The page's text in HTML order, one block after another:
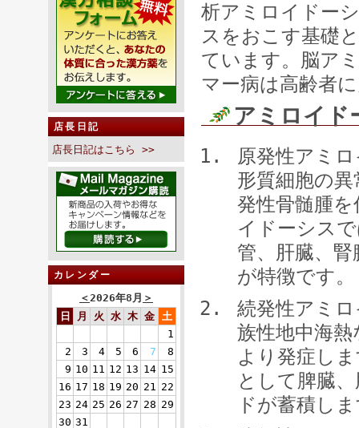
店長日記
店長日記はこちら >>
カレンダー
＜2026年8月 ＞
日
月 火 水 木 金 土
1
2
3 4 5 6 7
8
9 10 11 12 13 14 15
16 17 18 19 20 21 22
23 24 25 26 27 28 29
30 31
析アミロイドー
スをおこす基礎
ています。脳ア
マー病は高齢者
アミロイド
原発性アミ
形質細胞の
発性骨髄腫
イドーシス
管、肝臓、
が特徴です。
続発性アミ
族性地中海
より発症し
として脾臓
ドが蓄積し